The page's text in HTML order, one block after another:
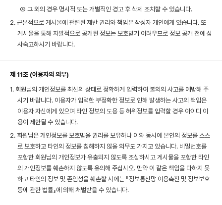
④ 그 외의 경우 명시적 또는 개별적인 경고 후 삭제 조치할 수 있습니다.
2. 근본적으로 게시물에 관련된 제반 권리와 책임은 작성자 개인에게 있습니다. 또
게시물을 통해 자발적으로 공개된 정보는 보호받기 어려우므로 정보 공개 전에 심
사숙고하시기 바랍니다.
제 11조 (이용자의 의무)
1. 회원님의 개인정보를 최신의 상태로 정확하게 입력하여 불의의 사고를 예방해 주
시기 바랍니다. 이용자가 입력한 부정확한 정보로 인해 발생하는 사고의 책임은
이용자 자신에게 있으며 타인 정보의 도용 등 허위정보를 입력할 경우 아이디 이
용이 제한될 수 있습니다.
2. 회원님은 개인정보를 보호받을 권리를 보유하나 이와 동시에 본인의 정보를 스스
로 보호하고 타인의 정보를 침해하지 않을 의무도 가지고 있습니다. 비밀번호를
포함한 회원님의 개인정보가 유출되지 않도록 조심하시고 게시물을 포함한 타인
의 개인정보를 훼손하지 않도록 유의해 주십시오. 만약 이 같은 책임을 다하지 못
하고 타인의 정보 및 존엄성을 훼손할 시에는 『정보통신망 이용촉진 및 정보보호
등에 관한 법률』에 의해 처벌받을 수 있습니다.